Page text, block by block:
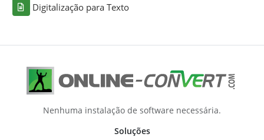
Digitalização para Texto
Nenhuma instalação de software necessária.
Soluções